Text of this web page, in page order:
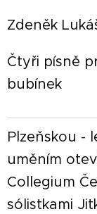
Zdeněk
Čtyři písně
bubínek
Plzeňskou -
uměním
Collegium
sólistkami